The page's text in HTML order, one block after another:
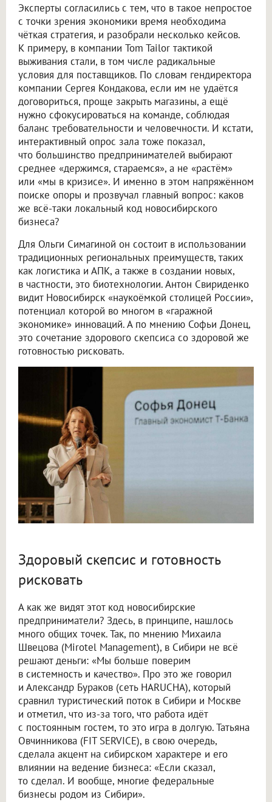
Эксперты согласились с тем, что в такое непростое
с точки зрения экономики время необходима
чёткая стратегия, и разобрали несколько кейсов.
К примеру, в компании Tom Tailor тактикой
выживания стали, в том числе радикальные
условия для поставщиков. По словам гендиректора
компании Сергея Кондакова, если им не удаётся
договориться, проще закрыть магазины, а ещё
нужно сфокусироваться на команде, соблюдая
баланс требовательности и человечности. И кстати,
интерактивный опрос зала тоже показал,
что большинство предпринимателей выбирают
среднее «держимся, стараемся», а не «растём»
или «мы в кризисе». И именно в этом напряжённом
поиске опоры и прозвучал главный вопрос: каков
же всё-таки локальный код новосибирского
бизнеса?
Для Ольги Симагиной он состоит в использовании
традиционных региональных преимуществ, таких
как логистика и АПК, а также в создании новых,
в частности, это биотехнологии. Антон Свириденко
видит Новосибирск «наукоёмкой столицей России»,
потенциал которой во многом в «гаражной
экономике» инноваций. А по мнению Софьи Донец,
это сочетание здорового скепсиса со здоровой же
готовностью рисковать.
Здоровый скепсис и готовность
рисковать
А как же видят этот код новосибирские
предприниматели? Здесь, в принципе, нашлось
много общих точек. Так, по мнению Михаила
Швецова (Mirotel Management), в Сибири не всё
решают деньги: «Мы больше поверим
в системность и качество». Про это же говорил
и Александр Бураков (сеть HARUCHA), который
сравнил туристический поток в Сибири и Москве
и отметил, что из-за того, что работа идёт
с постоянным гостем, то это игра в долгую. Татьяна
Овчинникова (FIT SERVICE), в свою очередь,
сделала акцент на сибирском характере и его
влиянии на ведение бизнеса: «Если сказал,
то сделал. И вообще, многие федеральные
бизнесы родом из Сибири».